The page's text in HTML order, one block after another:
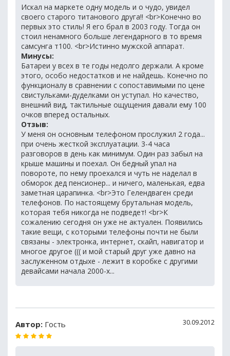
Искал на маркете одну модель и о чудо, увидел
своего старого титанового друга!! <br>Конечно во
первых это стиль! Я его брал в 2003 году. Тогда он
стоил ненамного больше легендарного в то время
самсунга т100. <br>Истинно мужской аппарат.
Минусы:
Батареи у всех в те годы недолго держали. А кроме
этого, особо недостатков и не найдешь. Конечно по
функционалу в сравнении с сопоставимыми по цене
свистульками-дуделками он уступал. Но качество,
внешний вид, тактильные ощущения давали ему 100
очков вперед остальных.
Отзыв:
У меня он основным телефоном прослужил 2 года...
при очень жесткой эксплуатации. 3-4 часа
разговоров в день как минимум. Один раз забыл на
крыше машины и поехал. Он бедный упал на
повороте, по нему проехался и чуть не наделал в
обморок дед пенсионер... и ничего, маленькая, едва
заметная царапинка. <br>Это Гелендваген среди
телефонов. По настоящему брутальная модель,
которая тебя никогда не подведет! <br>К
сожалению сегодня он уже не актуален. Появились
такие вещи, с которыми телефоны почти не были
связаны - электронка, интернет, скайп, навигатор и
многое другое ((( и мой старый друг уже давно на
заслуженном отдыхе - лежит в коробке с другими
девайсами начала 2000-х...
Автор: Гость 30.09.2012